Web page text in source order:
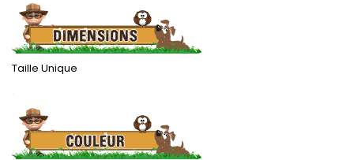
Taille Unique
.